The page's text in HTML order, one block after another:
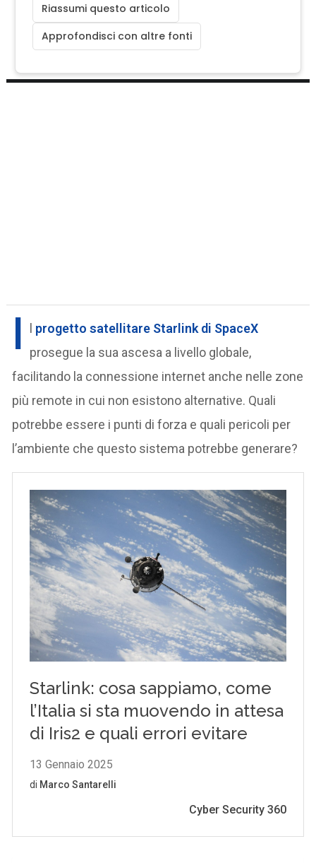
Riassumi questo articolo
Approfondisci con altre fonti
I l progetto satellitare Starlink di SpaceX
prosegue la sua ascesa a livello globale,
facilitando la connessione internet anche nelle zone
più remote in cui non esistono alternative. Quali
potrebbe essere i punti di forza e quali pericoli per
l’ambiente che questo sistema potrebbe generare?